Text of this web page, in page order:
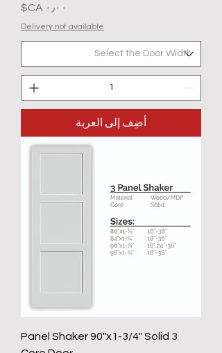
السعر
Delivery not available
أضِف إلى العربة
3 Panel Shaker 90"x1-3/4" Solid